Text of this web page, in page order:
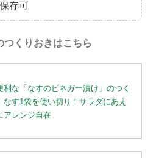
存可
くりおきはこちら
利な「なすのビネガー漬け」のつく
なす1袋を使い切り！サラダにあえ
アレンジ自在